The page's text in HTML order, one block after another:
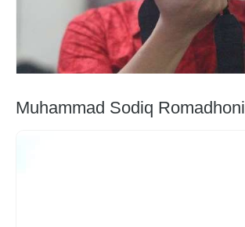
Muhammad Sodiq Romadhoni